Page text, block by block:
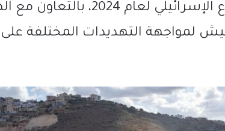
السنوي لجيش الدفاع الإسرائيلي
لمواجهة التهديدات المختلفة